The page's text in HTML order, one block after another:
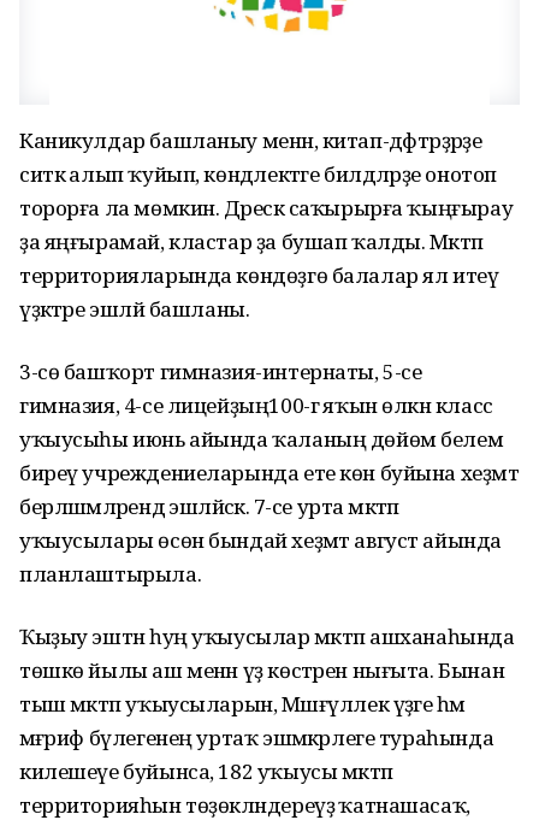
Каникулдар башланыу менән, китап-дәфтәрҙәрҙе
ситкә алып ҡуйып, көндәлектәге билдәләрҙе онотоп
торорға ла мөмкин. Дәрескә саҡырырға ҡыңғырау
ҙа яңғырамай, кластар ҙа бушап ҡалды. Мәктәп
территорияларында көндөҙгө балалар ял итеү
үҙәктәре эшләй башланы.
3-сө башҡорт гимназия-интернаты, 5-се
гимназия, 4-се лицейҙың100-гә яҡын өлкән класс
уҡыусыһы июнь айында ҡаланың дөйөм белем
биреү учреждениеларында ете көн буйына хеҙмәт
берләшмәләрендә эшләйәсәк. 7-се урта мәктәп
уҡыусылары өсөн бындай хеҙмәт август айында
планлаштырыла.
Ҡыҙыу эштән һуң уҡыусылар мәктәп ашханаһында
төшкө йылы аш менән үҙ көстәрен нығыта. Бынан
тыш мәктәп уҡыусыларын, Мәшғүллек үҙәге һәм
мәғәриф бүлегенең уртаҡ эшмәкәрлеге тураһында
килешеүе буйынса, 182 уҡыусы мәктәп
территорияһын төҙөкләндереүҙә ҡатнашасаҡ,